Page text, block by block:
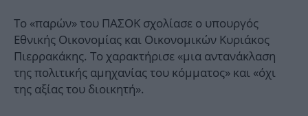
Tο «παρών» του ΠΑΣΟΚ σχολίασε ο υπουργός
Εθνικής Οικονομίας και Οικονομικών Κυριάκος
Πιερρακάκης. Το χαρακτήρισε «μια αντανάκλαση
της πολιτικής αμηχανίας του κόμματος» και «όχι
της αξίας του διοικητή».